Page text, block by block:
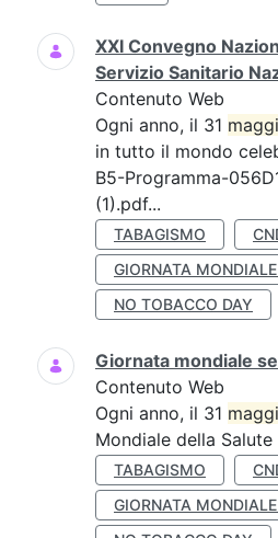
XXI Convegno
Servizio Sanitario
Contenuto Web
Ogni anno, il 31
in tutto il mondo
B5-Programma-
(1).pdf...
TABAGISMO
GIORNATA
NO TOBACCO DAY
Giornata mondiale
Contenuto Web
Ogni anno, il 31
Mondiale della
TABAGISMO
GIORNATA